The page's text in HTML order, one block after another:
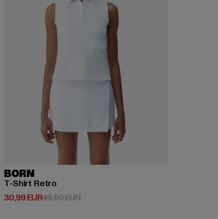
BORN
T-Shirt Retro
30,99 EUR
Derzeitiger Preis: 30,99 EUR
49,99 EURAktionspreis: 49,99 EUR